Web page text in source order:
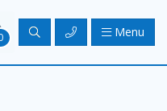
Menu